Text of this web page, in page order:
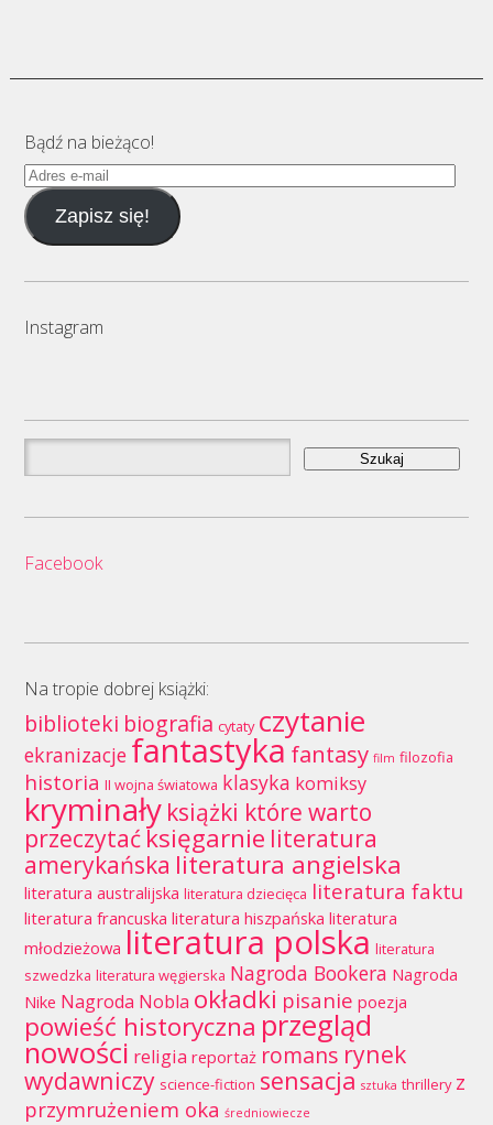
Bądź na bieżąco!
Adres
e-
mailZapisz się!
Instagram
Szukaj:
Facebook
Na tropie dobrej książki:
biblioteki biografia cytaty czytanie
ekranizacje fantastykafantasy film filozofia
historia II wojna światowa klasyka komiksy
kryminały książki które warto
przeczytaćksięgarnie literatura
amerykańska literatura angielska
literatura australijska literatura dziecięca literatura faktu
literatura francuska literatura hiszpańska literatura
młodzieżowa literatura polska literatura
szwedzka literatura węgierska Nagroda Bookera Nagroda
Nike Nagroda Nobla okładki pisanie poezja
powieść historyczna przegląd
nowości religia reportaż romans rynek
wydawniczy science-fiction sensacja sztuka thrillery z
przymrużeniem oka średniowiecze